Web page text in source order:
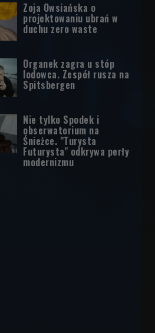
Zoja Owsiańska o
projektowaniu ubrań w
duchu zero waste
Organek zagra u stóp
lodowca. Zespół rusza na
Spitsbergen
Nie tylko Spodek i
obserwatorium na
Śnieżce. "Turysta
Futurysta" odkrywa perły
modernizmu